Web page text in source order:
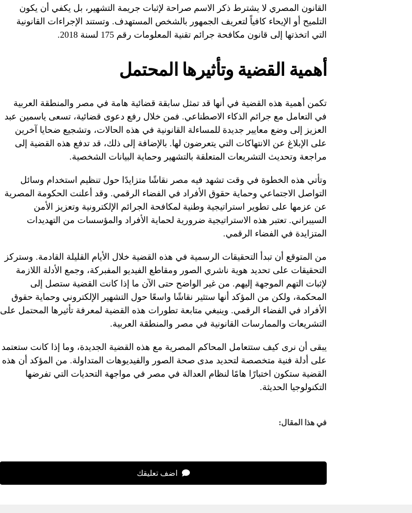
القانون المصري لا يشترط ذكر الاسم صراحة لإثبات جريمة التشهير، بل يكفي أن يكون
التلميح أو الإيحاء كافياً لتعريف الجمهور بالشخص المستهدف. وتستند الإجراءات القانونية
التي اتخذتها إلى قانون مكافحة جرائم تقنية المعلومات رقم 175 لسنة 2018.
أهمية القضية وتأثيرها المحتمل
تكمن أهمية هذه القضية في أنها قد تمثل سابقة قضائية هامة في مصر والمنطقة العربية
في التعامل مع جرائم الذكاء الاصطناعي. فمن خلال رفع دعوى قضائية، تسعى ياسمين عبد
العزيز إلى وضع معايير جديدة للمساءلة القانونية في هذه الحالات، وتشجيع ضحايا آخرين
على الإبلاغ عن الانتهاكات التي يتعرضون لها. بالإضافة إلى ذلك، قد تدفع هذه القضية إلى
مراجعة وتحديث التشريعات المتعلقة بالتشهير وحماية البيانات الشخصية.
وتأتي هذه الخطوة في وقت تشهد فيه مصر نقاشًا متزايدًا حول تنظيم استخدام وسائل
التواصل الاجتماعي وحماية حقوق الأفراد في الفضاء الرقمي. وقد أعلنت الحكومة المصرية
عن عزمها على تطوير استراتيجية وطنية لمكافحة الجرائم الإلكترونية وتعزيز الأمن
السيبراني. تعتبر هذه الاستراتيجية ضرورية لحماية الأفراد والمؤسسات من التهديدات
المتزايدة في الفضاء الرقمي.
من المتوقع أن تبدأ التحقيقات الرسمية في هذه القضية خلال الأيام القليلة القادمة. وستركز
التحقيقات على تحديد هوية ناشري الصور ومقاطع الفيديو المفبركة، وجمع الأدلة اللازمة
لإثبات التهم الموجهة إليهم. من غير الواضح حتى الآن ما إذا كانت القضية ستصل إلى
المحكمة، ولكن من المؤكد أنها ستثير نقاشًا واسعًا حول التشهير الإلكتروني وحماية حقوق
الأفراد في الفضاء الرقمي. وينبغي متابعة تطورات هذه القضية لمعرفة تأثيرها المحتمل على
التشريعات والممارسات القانونية في مصر والمنطقة العربية.
يبقى أن نرى كيف ستتعامل المحاكم المصرية مع هذه القضية الجديدة، وما إذا كانت ستعتمد
على أدلة فنية متخصصة لتحديد مدى صحة الصور والفيديوهات المتداولة. من المؤكد أن هذه
القضية ستكون اختبارًا هامًا لنظام العدالة في مصر في مواجهة التحديات التي تفرضها
التكنولوجيا الحديثة.
في هذا المقال:
اضف تعليقك